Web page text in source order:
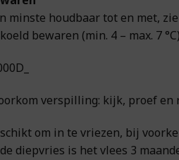
minste houdbaar tot en met,
bewaren (min. 4 – max. 7
verspilling: kijk, proef en
om in te vriezen, bij
diepvries is het vlees 3